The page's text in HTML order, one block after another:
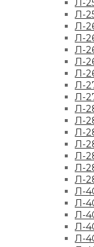
Л-
Л-
Л-
Л-
Л-
Л-
Л-
Л-
Л-
Л-
Л-
Л-
Л-
Л-
Л-
Л-
Л-
Л-
Л-
Л-
Л-